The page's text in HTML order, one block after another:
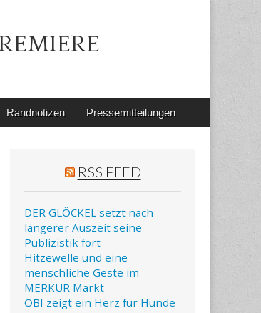
Randnotizen Pressemitteilungen
RSS FEED
DER GLÖCKEL setzt nach
längerer Auszeit seine
Publizistik fort
Hitzewelle und eine
menschliche Geste im
MERKUR Markt
OBI zeigt ein Herz für Hunde